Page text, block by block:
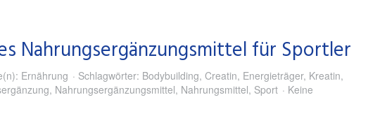
Nahrungsergänzungsmittel für Sportler
Ernährung Schlagwörter: Bodybuilding, Creatin, Energieträger, Kreatin,
, Nahrungsergänzungsmittel, Nahrungsmittel, Sport
Keine